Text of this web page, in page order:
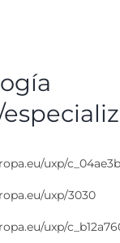
uxp/
uxp/3030
uxp/